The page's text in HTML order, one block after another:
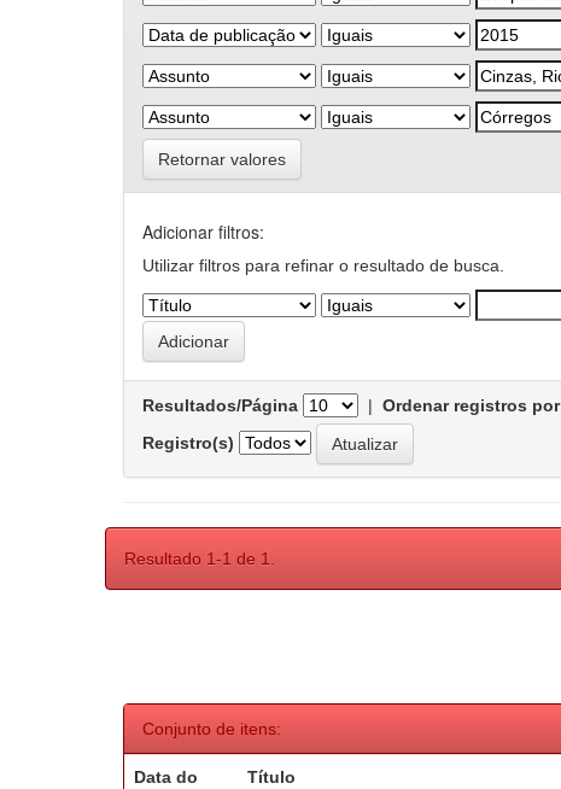
Retornar valores
Adicionar filtros:
Utilizar filtros para refinar o resultado de busca.
Resultados/Página | Ordenar registros por
Registro(s)
Resultado 1-1 de 1.
Conjunto de itens:
Data do Título